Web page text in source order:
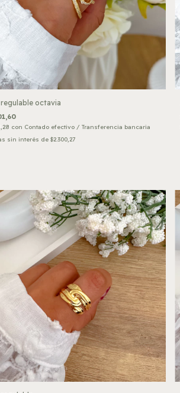
octavia
con Contado efectivo / Transferencia bancaria
sin interés de $2.300,27